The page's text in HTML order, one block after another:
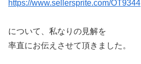
https://www.sellersprite.com/OT9344
について、私なりの見解を
率直にお伝えさせて頂きました。